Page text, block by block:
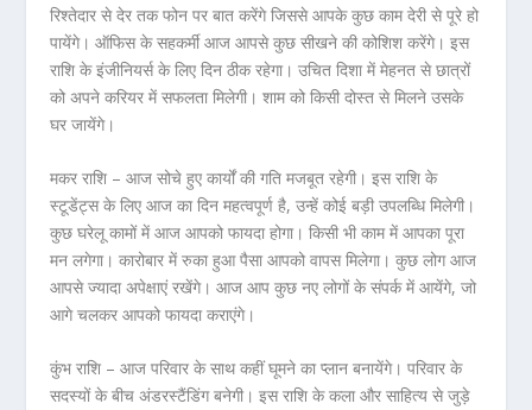
रिश्तेदार से देर तक फोन पर बात करेंगे जिससे आपके कुछ काम देरी से पूरे हो
पायेंगे। ऑफिस के सहकर्मी आज आपसे कुछ सीखने की कोशिश करेंगे। इस
राशि के इंजीनियर्स के लिए दिन ठीक रहेगा। उचित दिशा में मेहनत से छात्रों
को अपने करियर में सफलता मिलेगी। शाम को किसी दोस्त से मिलने उसके
घर जायेंगे।
मकर राशि – आज सोचे हुए कार्यों की गति मजबूत रहेगी। इस राशि के
स्टूडेंट्स के लिए आज का दिन महत्वपूर्ण है, उन्हें कोई बड़ी उपलब्धि मिलेगी।
कुछ घरेलू कामों में आज आपको फायदा होगा। किसी भी काम में आपका पूरा
मन लगेगा। कारोबार में रुका हुआ पैसा आपको वापस मिलेगा। कुछ लोग आज
आपसे ज्यादा अपेक्षाएं रखेंगे। आज आप कुछ नए लोगों के संपर्क में आयेंगे, जो
आगे चलकर आपको फायदा कराएंगे।
कुंभ राशि – आज परिवार के साथ कहीं घूमने का प्लान बनायेंगे। परिवार के
सदस्यों के बीच अंडरस्टैंडिंग बनेगी। इस राशि के कला और साहित्य से जुड़े